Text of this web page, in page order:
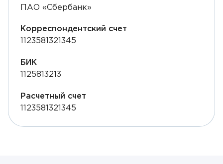
ПАО «Сбербанк»
Корреспондентский счет
1123581321345
БИК
1125813213
Расчетный счет
1123581321345